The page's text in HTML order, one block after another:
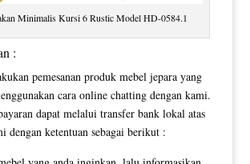
Minimalis Kursi 6 Rustic Model HD-0584.1
:
pemesanan produk mebel jepara yang
cara online chatting dengan kami.
dapat melalui transfer bank lokal atas
dengan ketentuan sebagai berikut :